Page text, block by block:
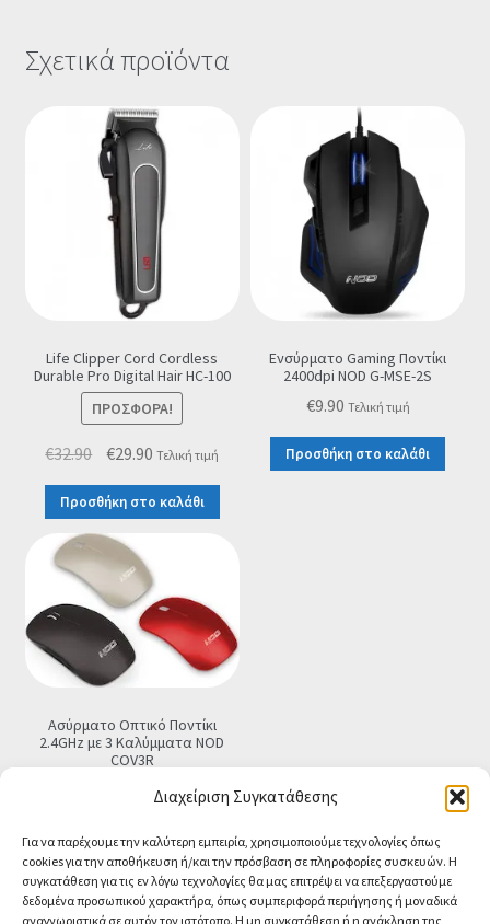
Διαχείριση Συγκατάθεσης
Για να παρέχουμε την καλύτερη εμπειρία, χρησιμοποιούμε τεχνολογίες όπως
cookies για την αποθήκευση ή/και την πρόσβαση σε πληροφορίες συσκευών. Η
συγκατάθεση για τις εν λόγω τεχνολογίες θα μας επιτρέψει να επεξεργαστούμε
δεδομένα προσωπικού χαρακτήρα, όπως συμπεριφορά περιήγησης ή μοναδικά
αναγνωριστικά σε αυτόν τον ιστότοπο. Η μη συγκατάθεση ή η ανάκληση της
Σχετικά προϊόντα
Life Clipper Cord Cordless
Durable Pro Digital Hair HC-100
ΠΡΟΣΦΟΡΆ!
€32.90 Original
price
was:
€32.90.
€29.90 Η
τρέχουσα
τιμή
Τελική τιμή
Προσθήκη στο καλάθι
Ενσύρματο Gaming Ποντίκι
2400dpi NOD G-MSE-2S
€9.90 Τελική τιμή
Προσθήκη στο καλάθι
Ασύρματο Οπτικό Ποντίκι
2.4GHz με 3 Καλύμματα NOD
COV3R
Τελική τιμή
Προσθήκη στο καλάθι